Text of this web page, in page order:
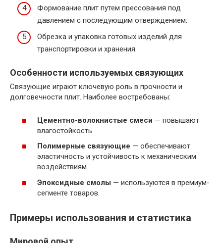
Формование плит путем прессования под
давлением с последующим отверждением.
Обрезка и упаковка готовых изделий для
транспортировки и хранения.
Особенности используемых связующих
Связующие играют ключевую роль в прочности и
долговечности плит. Наиболее востребованы:
Цементно-волокнистые смеси — повышают
влагостойкость.
Полимерные связующие — обеспечивают
эластичность и устойчивость к механическим
воздействиям.
Эпоксидные смолы — используются в премиум-
сегменте товаров.
Примеры использования и статистика